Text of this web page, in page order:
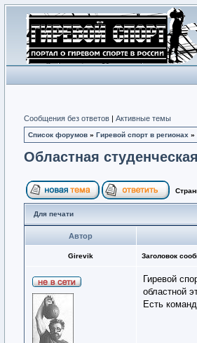
Сообщения без ответов | Активные темы
Список форумов » Гиревой спорт в регионах »
Областная
Для печати
Автор
Girevik Заголовок
Гиревой
областной
Есть